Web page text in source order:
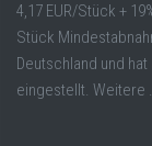
4,17 EUR/Stück +
Stück
Deutschland und
eingestellt. Weitere